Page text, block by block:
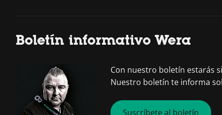
Boletín informativo Wera
Con nuestro boletín estarás
Nuestro boletín te informa
Suscríbete al boletín